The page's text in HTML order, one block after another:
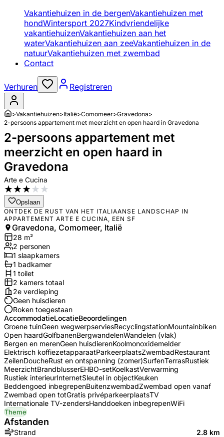
Vakantiehuizen in de bergenVakantiehuizen met
hondWintersport 2027Kindvriendelijke
vakantiehuizenVakantiehuizen aan het
waterVakantiehuizen aan zeeVakantiehuizen in de
natuurVakantiehuizen met zwembad
Contact
Verhuren Registreren
>Vakantiehuizen>Italië>Comomeer>Gravedona>
2-persoons appartement met meerzicht en open haard in Gravedona
2-persoons appartement met
meerzicht en open haard in
Gravedona
Arte e Cucina
★★★★★
Opslaan
ONTDEK DE RUST VAN HET ITALIAANSE LANDSCHAP IN
APPARTEMENT ARTE E CUCINA, EEN SF
Gravedona, Comomeer, Italië
28 m²
2 personen
1 slaapkamers
1 badkamer
1 toilet
2 kamers totaal
2e verdieping
Geen huisdieren
Roken toegestaan
AccommodatieLocatieBeoordelingen
Groene tuinGeen wegwerpserviesRecyclingstationMountainbiken
Open haardGolfbanenBergwandelenWandelen (vlak)
Bergen en merenGeen huisdierenKoolmonoxidemelder
Elektrisch koffiezetapparaatParkeerplaatsZwembadRestaurant
ZeilenDoucheRust en ontspanning (zomer)SurfenTerrasRustiek
MeerzichtBrandblusserEHBO-setKoelkastVerwarming
Rustiek interieurInternetSleutel in objectKeuken
Beddengoed inbegrepenBuitenzwembadZwembad open vanaf
Zwembad open totGratis privéparkeerplaatsTV
Internationale TV-zendersHanddoeken inbegrepenWiFi
Theme
Afstanden
Strand
2.8 km